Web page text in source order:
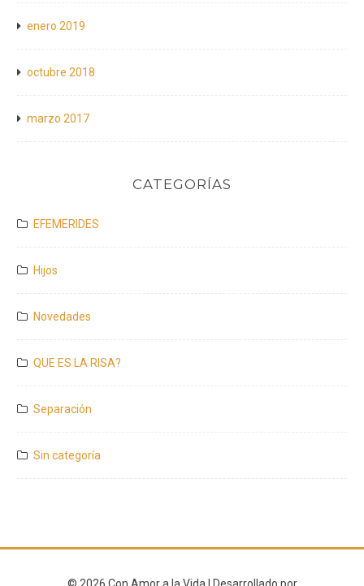
enero 2019
octubre 2018
marzo 2017
CATEGORÍAS
EFEMERIDES
Hijos
Novedades
QUE ES LA RISA?
Separación
Sin categoría